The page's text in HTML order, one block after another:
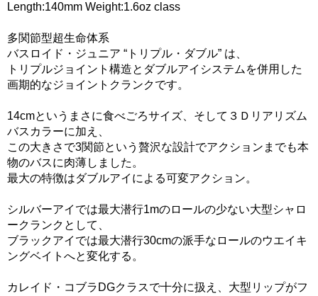
Length:140mm Weight:1.6oz class
多関節型超生命体系
バスロイド・ジュニア “トリプル・ダブル” は、
トリプルジョイント構造とダブルアイシステムを併用した
画期的なジョイントクランクです。
14cmというまさに食べごろサイズ、そして３Ｄリアリズム
バスカラーに加え、
この大きさで3関節という贅沢な設計でアクションまでも本
物のバスに肉薄しました。
最大の特徴はダブルアイによる可変アクション。
シルバーアイでは最大潜行1mのロールの少ない大型シャロ
ークランクとして、
ブラックアイでは最大潜行30cmの派手なロールのウエイキ
ングベイトへと変化する。
カレイド・コブラDGクラスで十分に扱え、大型リップがフ